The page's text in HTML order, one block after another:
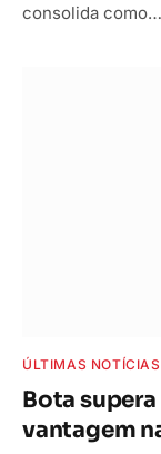
consolida como…
ÚLTIMAS NOTÍCIAS
Bota
vantagem